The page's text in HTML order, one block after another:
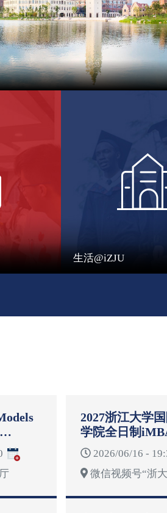
生活@iZJU
2027浙江大学
学院全日制
动说明会
2026/06/16 -
微信视频号“浙